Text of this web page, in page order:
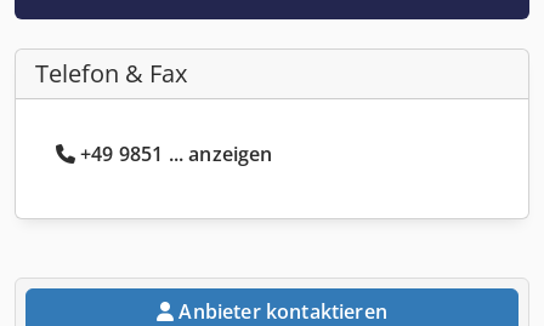
Telefon & Fax
+49 9851 ... anzeigen
Anbieter kontaktieren